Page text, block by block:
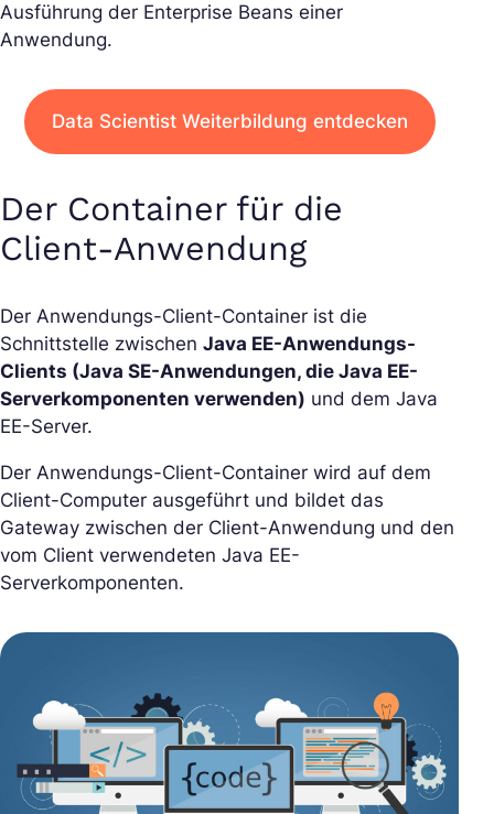
Ausführung der Enterprise Beans einer
Anwendung.
Data Scientist Weiterbildung entdecken
Der Container für die
Client-Anwendung
Der Anwendungs-Client-Container ist die
Schnittstelle zwischen Java EE-Anwendungs-
Clients (Java SE-Anwendungen, die Java EE-
Serverkomponenten verwenden) und dem Java
EE-Server.
Der Anwendungs-Client-Container wird auf dem
Client-Computer ausgeführt und bildet das
Gateway zwischen der Client-Anwendung und den
vom Client verwendeten Java EE-
Serverkomponenten.